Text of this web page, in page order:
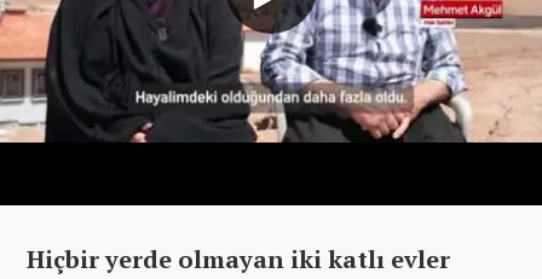
Hiçbir yerde olmayan iki katlı evler